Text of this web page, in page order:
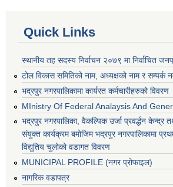
Quick Links
स्थानीय तह सदस्य निर्वाचन २०७९ मा निर्वाचित
टोल विकास समितिको नाम, अध्यक्षको नाम र सम्पर्क
भद्रपुर नगरपालिकामा कार्यरत कर्मचारीहरुको विवरण
MInistry Of Federal Analaysis And
भद्रपुर नगरपालिका, वैकल्पिक उर्जा प्रवर्द्धन केन्द्र
संयुक्त कार्यक्रम बमोजिम भद्रपुर नगरपालिकामा
विद्युतिय चुलोको वडागत विवरण
MUNICIPAL PROFILE (नगर प्रोफाइल)
नागरिक वडापत्र